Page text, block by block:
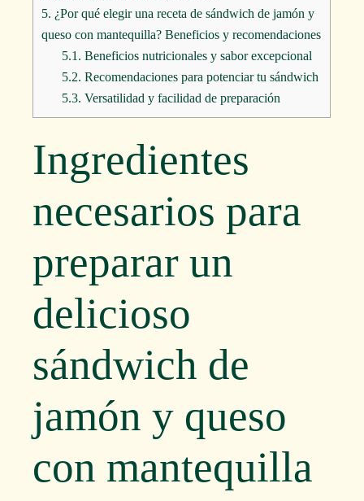
5. ¿Por qué elegir una receta de sándwich de jamón y
queso con mantequilla? Beneficios y recomendaciones
5.1. Beneficios nutricionales y sabor excepcional
5.2. Recomendaciones para potenciar tu sándwich
5.3. Versatilidad y facilidad de preparación
Ingredientes
necesarios para
preparar un
delicioso
sándwich de
jamón y queso
con mantequilla